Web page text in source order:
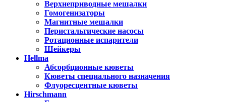
Верхнеприводные мешалки
Гомогенизаторы
Магнитные мешалки
Перистальтические насосы
Ротационные испарители
Шейкеры
Hellma
Абсорбционные кюветы
Кюветы специального назначения
Флуоресцентные кюветы
Hirschmann